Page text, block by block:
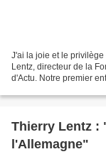
J'ai la joie et le
Lentz, directeur de la
d'Actu. Notre premier
Thierry Lentz :
l'Allemagne"